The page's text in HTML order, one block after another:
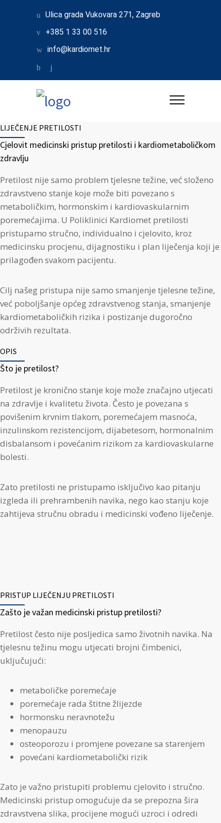
Ulica grada Vukovara 271, Zagreb
+385 1 33 00 516
info@kardiomet.hr
LIJEČENJE PRETILOSTI
Cjelovit medicinski pristup pretilosti i kardiometaboličkom
zdravlju
Pretilost nije samo problem tjelesne težine, već složeno
zdravstveno stanje koje može biti povezano s
metaboličkim, hormonskim i kardiovaskularnim
poremećajima. U Poliklinici Kardiomet pretilosti
pristupamo stručno, individualno i cjelovito, kroz
medicinsku procjenu, dijagnostiku i plan liječenja koji je
prilagođen svakom pacijentu.
Cilj našeg pristupa nije samo smanjenje tjelesne težine,
već poboljšanje općeg zdravstvenog stanja, smanjenje
kardiometaboličkih rizika i postizanje dugoročno
održivih rezultata.
OPIS
Što je pretilost?
Pretilost je kronično stanje koje može značajno utjecati
na zdravlje i kvalitetu života. Često je povezana s
povišenim krvnim tlakom, poremećajem masnoća,
inzulinskom rezistencijom, dijabetesom, hormonalnim
disbalansom i povećanim rizikom za kardiovaskularne
bolesti.
Zato pretilosti ne pristupamo isključivo kao pitanju
izgleda ili prehrambenih navika, nego kao stanju koje
zahtijeva stručnu obradu i medicinski vođeno liječenje.
PRISTUP LIJEČENJU PRETILOSTI
Zašto je važan medicinski pristup pretilosti?
Pretilost često nije posljedica samo životnih navika. Na
tjelesnu težinu mogu utjecati brojni čimbenici,
uključujući:
metaboličke poremećaje
poremećaje rada štitne žlijezde
hormonsku neravnotežu
menopauzu
osteoporozu i promjene povezane sa starenjem
povećani kardiometabolički rizik
Zato je važno pristupiti problemu cjelovito i stručno.
Medicinski pristup omogućuje da se prepozna šira
zdravstvena slika, procijene mogući uzroci i odredi